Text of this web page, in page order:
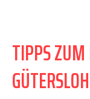
TIPPS
GÜTERSLOH